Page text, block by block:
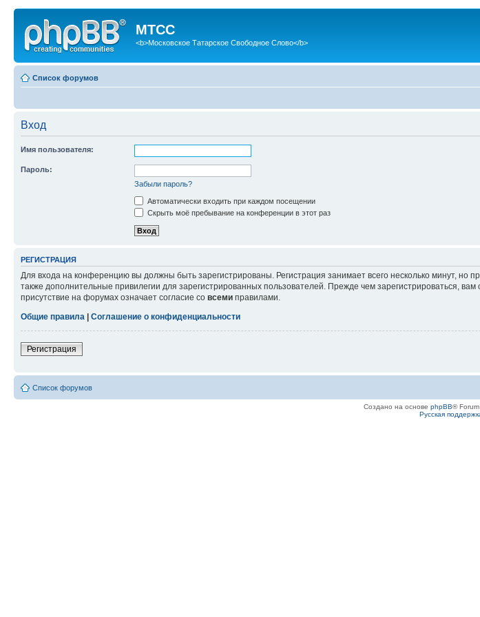
МТСС
<b>Московское Татарское Свободное Слово</b>
Список форумов
Вход
Имя пользователя:
Пароль:
Забыли пароль?
Автоматически входить при каждом посещении
Скрыть моё пребывание на конференции в этот раз
РЕГИСТРАЦИЯ
Для входа на конференцию вы должны быть зарегистрированы. Регистрация занимает всего несколько минут,
также дополнительные привилегии для зарегистрированных пользователей. Прежде чем зарегистрироваться,
присутствие на форумах означает согласие со всеми правилами.
Общие правила
Соглашение о конфиденциальности
Регистрация
Список форумов
Создано на основе phpBB®
Русская